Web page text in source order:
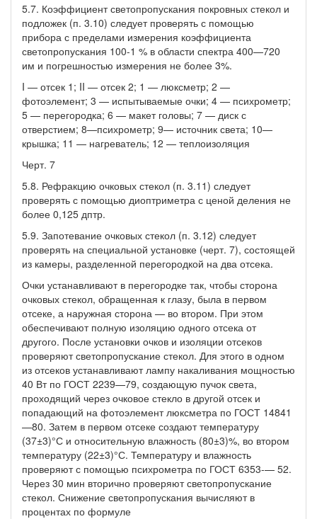
5.7. Коэффициент светопропускания покровных стекол и
подложек (п. 3.10) следует проверять с помощью
прибора с пределами измерения коэффициента
светопропускания 100-1 % в области спектра 400—720
им и погрешностью измерения не более 3%.
I — отсек 1; II — отсек 2; 1 — люксметр; 2 —
фотоэлемент; 3 — испытываемые очки; 4 — психрометр;
5 — перегородка; 6 — макет головы; 7 — диск с
отверстием; 8—психрометр; 9— источник света; 10—
крышка; 11 — нагреватель; 12 — теплоизоляция
Черт. 7
5.8. Рефракцию очковых стекол (п. 3.11) следует
проверять с помощью диоптриметра с ценой деления не
более 0,125 дптр.
5.9. Запотевание очковых стекол (п. 3.12) следует
проверять на специальной установке (черт. 7), состоящей
из камеры, разделенной перегородкой на два отсека.
Очки устанавливают в перегородке так, чтобы сторона
очковых стекол, обращенная к глазу, была в первом
отсеке, а наружная сторона — во втором. При этом
обеспечивают полную изоляцию одного отсека от
другого. После установки очков и изоляции отсеков
проверяют светопропускание стекол. Для этого в одном
из отсеков устанавливают лампу накаливания мощностью
40 Вт по ГОСТ 2239—79, создающую пучок света,
проходящий через очковое стекло в другой отсек и
попадающий на фотоэлемент люксметра по ГОСТ 14841
—80. Затем в первом отсеке создают температуру
(37±3)°С и относительную влажность (80±3)%, во втором
температуру (22±3)°С. Температуру и влажность
проверяют с помощью психрометра по ГОСТ 6353-— 52.
Через 30 мин вторично проверяют светопропускание
стекол. Снижение светопропускания вычисляют в
процентах по формуле